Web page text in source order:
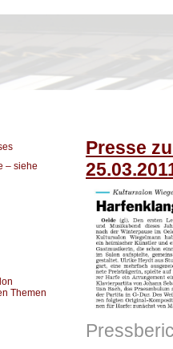
Presse
– siehe
Themen